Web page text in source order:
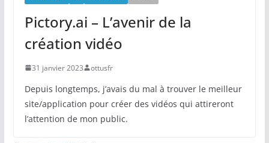
Pictory.ai – L’avenir de la
création vidéo
31 janvier 2023 ottusfr
Depuis longtemps, j’avais du mal à trouver le meilleur
site/application pour créer des vidéos qui attireront
l’attention de mon public.